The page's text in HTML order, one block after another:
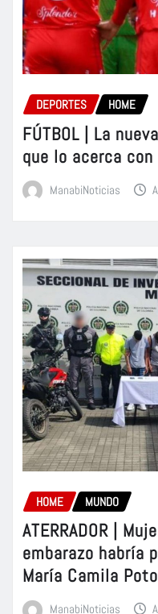
DEPORTES HOME
FÚTBOL | La
que lo acerca
ManabiNoticias
HOME MUNDO
ATERRADOR |
embarazo habría
María Camila
ManabiNoticias